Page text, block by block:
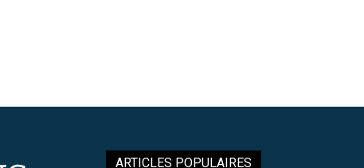
ARTICLES POPULAIRES